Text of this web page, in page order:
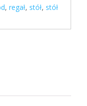
, regał, stół, stół